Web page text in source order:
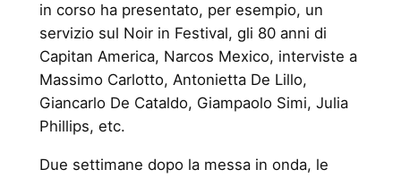
in corso ha presentato, per esempio, un
servizio sul Noir in Festival, gli 80 anni di
Capitan America, Narcos Mexico, interviste a
Massimo Carlotto, Antonietta De Lillo,
Giancarlo De Cataldo, Giampaolo Simi, Julia
Phillips, etc.
Due settimane dopo la messa in onda, le